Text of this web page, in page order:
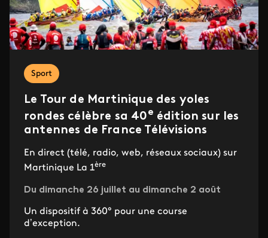
Sport
Le Tour de Martinique des yoles
rondes célèbre sa 40e édition sur les
antennes de France Télévisions
En direct (télé, radio, web, réseaux sociaux) sur
Martinique La 1ère
Du dimanche 26 juillet au dimanche 2 août
Un dispositif à 360° pour une course
d’exception.